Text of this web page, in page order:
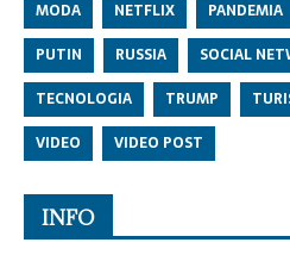
MODA
NETFLIX PANDEMIA
PUTIN
RUSSIA SOCIAL
TECNOLOGIA
TRUMP
VIDEO
VIDEO POST
INFO